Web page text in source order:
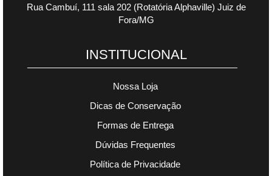
Rua Cambuí, 111 sala 202 (Rotatória Alphaville) Juiz de
Fora/MG
INSTITUCIONAL
Nossa Loja
Dicas de Conservação
Formas de Entrega
Dúvidas Frequentes
Política de Privacidade